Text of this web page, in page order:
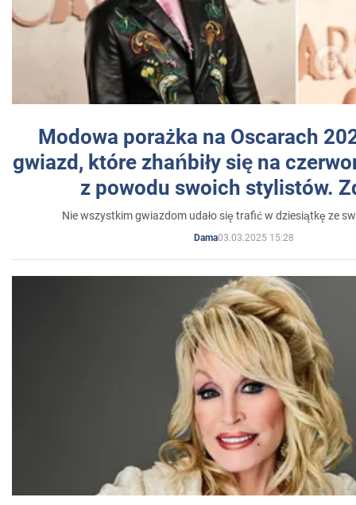
Modowa porażka na Oscarach
gwiazd, które zhańbiły się na
z powodu swoich stylistów.
Nie wszystkim gwiazdom udało się trafić w dziesiątkę ze
Dama03.03.2025 15:28